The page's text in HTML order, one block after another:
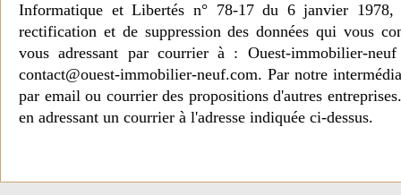
Informatique et Libertés n° 78-17 du 6 janvier 1978,
rectification et de suppression des données qui vous
vous adressant par courrier à : Ouest-immobilier-
contact@ouest-immobilier-neuf.com. Par notre
par email ou courrier des propositions d'autres
en adressant un courrier à l'adresse indiquée ci-dessus.